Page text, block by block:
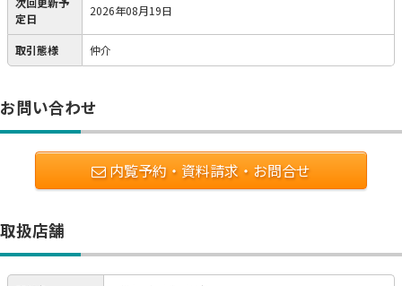
定日
2026年08月19日
取引態様 仲介
お問い合わせ
内覧予約・資料請求・お問合せ
取扱店舗